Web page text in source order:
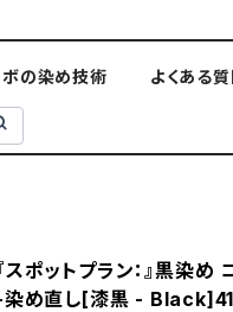
ボの染め技術 よくある
スポットプラン：』黒染め
め直し[漆黒 -